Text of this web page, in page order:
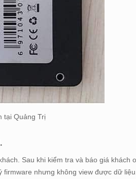
tại Quảng Trị
Sau khi kiểm tra và báo giá khách
nhưng không view được dữ